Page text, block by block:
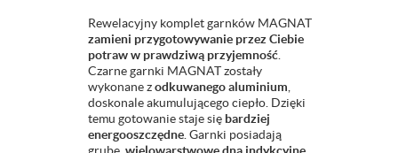
Rewelacyjny komplet garnków MAGNAT
zamieni przygotowywanie przez Ciebie
potraw w prawdziwą przyjemność.
Czarne garnki MAGNAT zostały
wykonane zodkuwanego aluminium,
doskonale akumulującego ciepło. Dzięki
temu gotowanie staje się bardziej
energooszczędne. Garnki posiadają